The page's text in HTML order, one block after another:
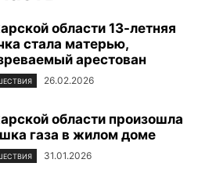
области 13-летняя
стала матерью,
арестован
26.02.2026
области произошла
газа в жилом доме
31.01.2026